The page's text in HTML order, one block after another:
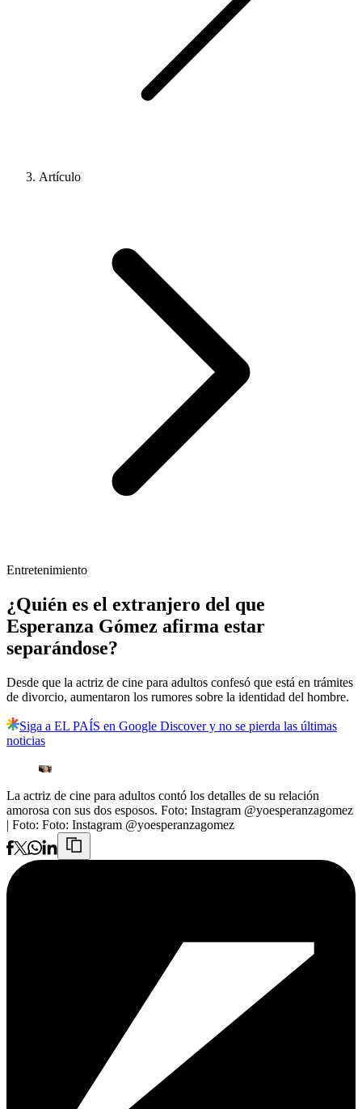
Artículo
Entretenimiento
¿Quién es el extranjero del que
Esperanza Gómez afirma estar
separándose?
Desde que la actriz de cine para adultos confesó que está en trámites
de divorcio, aumentaron los rumores sobre la identidad del hombre.
Siga a EL PAÍS en Google Discover y no se pierda las últimas
noticias
La actriz de cine para adultos contó los detalles de su relación
amorosa con sus dos esposos. Foto: Instagram @yoesperanzagomez
| Foto: Foto: Instagram @yoesperanzagomez